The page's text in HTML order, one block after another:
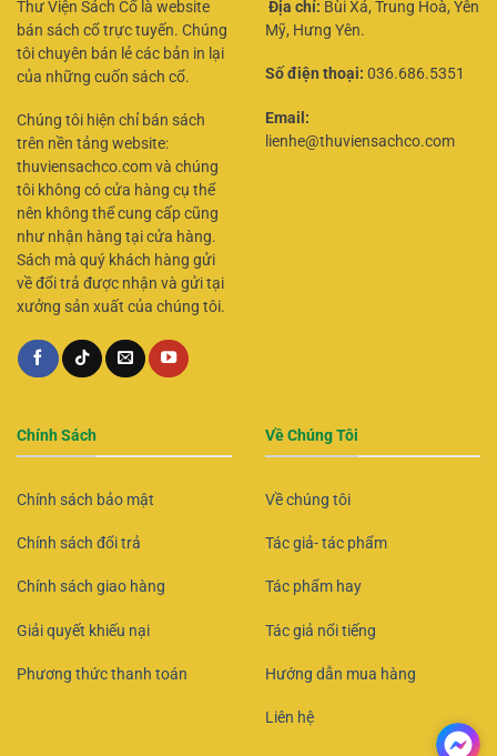
Thư Viện Sách Cổ là website
bán sách cổ trực tuyến. Chúng
tôi chuyên bán lẻ các bản in lại
của những cuốn sách cổ.
Chúng tôi hiện chỉ bán sách
trên nền tảng website:
thuviensachco.com và chúng
tôi không có cửa hàng cụ thể
nên không thể cung cấp cũng
như nhận hàng tại cửa hàng.
Sách mà quý khách hàng gửi
về đổi trả được nhận và gửi tại
xưởng sản xuất của chúng tôi.
Địa chỉ: Bùi Xá, Trung Hoà, Yên
Mỹ, Hưng Yên.
Số điện thoại: 036.686.5351
Email:
lienhe@thuviensachco.com
Chính Sách
Chính sách bảo mật
Chính sách đổi trả
Chính sách giao hàng
Giải quyết khiếu nại
Phương thức thanh toán
Về Chúng Tôi
Về chúng tôi
Tác giả- tác phẩm
Tác phẩm hay
Tác giả nổi tiếng
Hướng dẫn mua hàng
Liên hệ